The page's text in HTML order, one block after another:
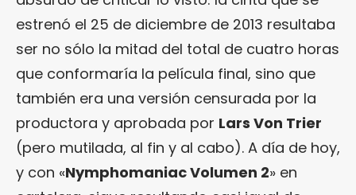
estrenó el 25 de diciembre de 2013 resultaba
ser no sólo la mitad del total de cuatro horas
que conformaría la película final, sino que
también era una versión censurada por la
productora y aprobada por Lars Von Trier
(pero mutilada, al fin y al cabo). A día de hoy,
y con «Nymphomaniac Volumen 2» en